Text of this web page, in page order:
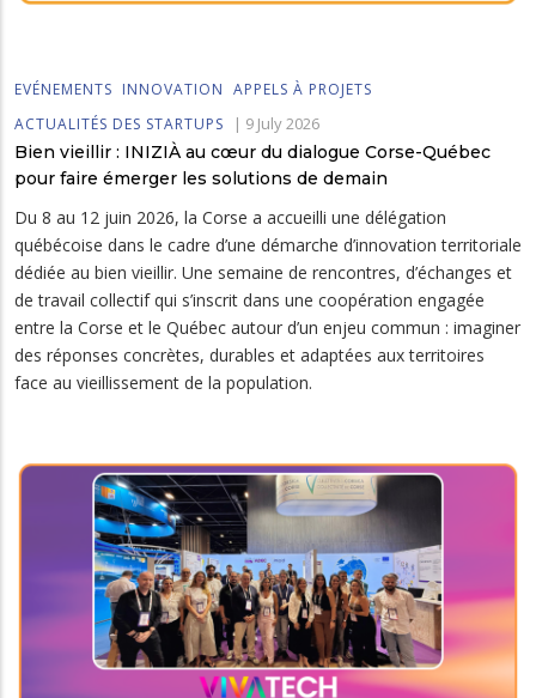
EVÉNEMENTS INNOVATION APPELS À PROJETS
ACTUALITÉS DES STARTUPS
| 9 July 2026
Bien vieillir : INIZIÀ au cœur du dialogue Corse-Québec
pour faire émerger les solutions de demain
Du 8 au 12 juin 2026, la Corse a accueilli une délégation
québécoise dans le cadre d’une démarche d’innovation territoriale
dédiée au bien vieillir. Une semaine de rencontres, d’échanges et
de travail collectif qui s’inscrit dans une coopération engagée
entre la Corse et le Québec autour d’un enjeu commun : imaginer
des réponses concrètes, durables et adaptées aux territoires
face au vieillissement de la population.